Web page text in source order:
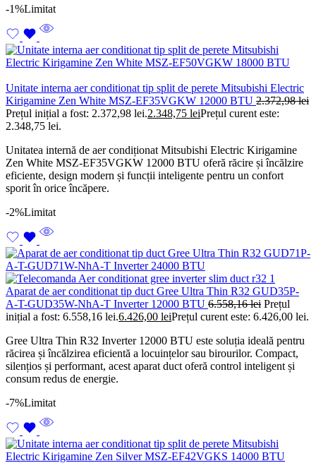
-1%Limitat
Unitate interna aer conditionat tip split de perete Mitsubishi Electric
Kirigamine Zen White MSZ-EF35VGKW 12000 BTU 2.372,98lei
Prețul inițial a fost: 2.372,98 lei.2.348,75 leiPrețul curent este:
2.348,75 lei.
Unitatea internă de aer condiționat Mitsubishi Electric Kirigamine
Zen White MSZ-EF35VGKW 12000 BTU oferă răcire și încălzire
eficiente, design modern și funcții inteligente pentru un confort
sporit în orice încăpere.
-2%Limitat
Aparat de aer conditionat tip duct Gree Ultra Thin R32 GUD35P-
A-T-GUD35W-NhA-T Inverter 12000 BTU 6.558,16lei Prețul
inițial a fost: 6.558,16 lei.6.426,00 leiPrețul curent este: 6.426,00 lei.
Gree Ultra Thin R32 Inverter 12000 BTU este soluția ideală pentru
răcirea și încălzirea eficientă a locuințelor sau birourilor. Compact,
silențios și performant, acest aparat duct oferă control inteligent și
consum redus de energie.
-7%Limitat